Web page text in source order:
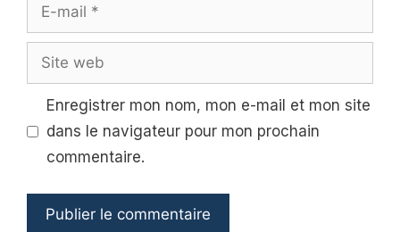
mail
Site
web
Enregistrer mon nom, mon e-mail et mon site
dans le navigateur pour mon prochain
commentaire.